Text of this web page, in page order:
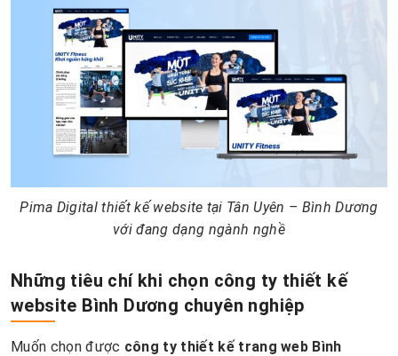
Pima Digital thiết kế website tại Tân Uyên – Bình Dương
với đang dạng ngành nghề
Những tiêu chí khi chọn công ty thiết kế
website Bình Dương chuyên nghiệp
Muốn chọn được công ty thiết kế trang web Bình